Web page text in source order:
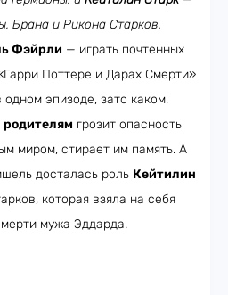
Брана и Рикона Старков.
Фэйрли — играть почтенных
Поттере и Дарах Смерти»
одном эпизоде, зато каком!
родителям грозит опасность
миром, стирает им память. А
досталась роль Кейтилин
которая взяла на себя
мужа Эддарда.